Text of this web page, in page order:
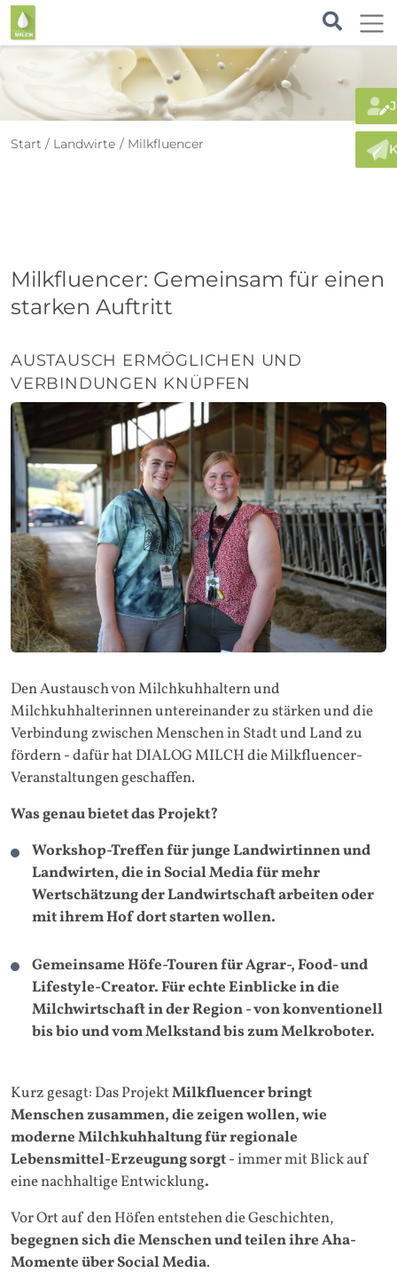
Start Landwirte Milkfluencer
Milkfluencer: Gemeinsam für einen
starken Auftritt
AUSTAUSCH ERMÖGLICHEN UND
VERBINDUNGEN KNÜPFEN
Den Austausch von Milchkuhhaltern und
Milchkuhhalterinnen untereinander zu stärken und die
Verbindung zwischen Menschen in Stadt und Land zu
fördern - dafür hat DIALOG MILCH die Milkfluencer-
Veranstaltungen geschaffen.
Was genau bietet das Projekt?
Workshop-Treffen für junge Landwirtinnen und
Landwirten, die in Social Media für mehr
Wertschätzung der Landwirtschaft arbeiten oder
mit ihrem Hof dort starten wollen.
Gemeinsame Höfe-Touren für Agrar-, Food- und
Lifestyle-Creator. Für echte Einblicke in die
Milchwirtschaft in der Region - von konventionell
bis bio und vom Melkstand bis zum Melkroboter.
Kurz gesagt: Das ProjektMilkfluencer bringt
Menschen zusammen, die zeigen wollen, wie
moderne Milchkuhhaltung für regionale
Lebensmittel-Erzeugung sorgt- immer mit Blick auf
eine nachhaltige Entwicklung.
Vor Ort auf den Höfen entstehen die Geschichten,
begegnen sich die Menschen und teilen ihre Aha-
Momente über Social Media.